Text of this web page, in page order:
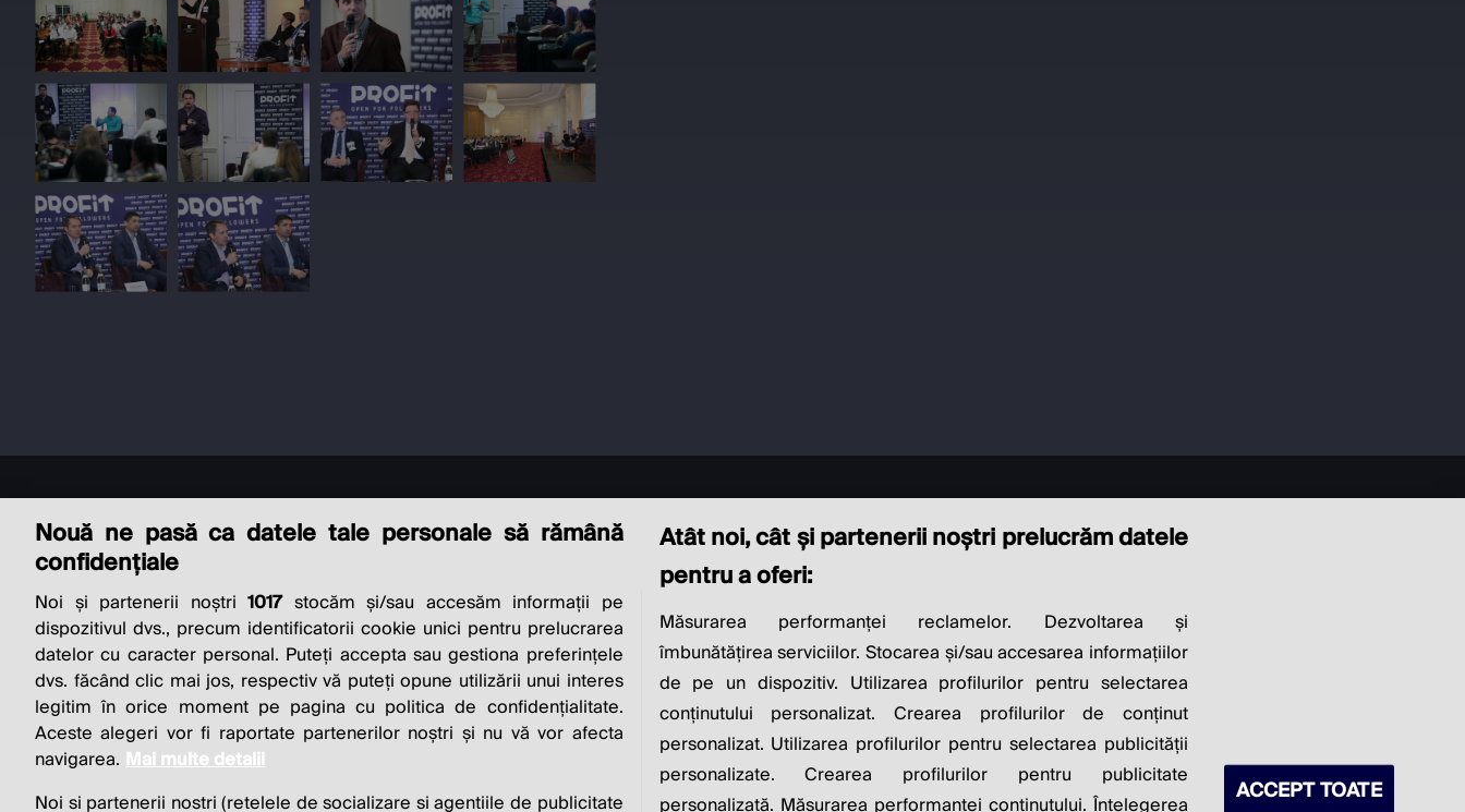
THE SOCIAL RESPONSIBILITY OF
BUSINESS IS TO INCREASE ITS PROFITS.
Milton Friedman
Nouă ne pasă ca datele tale personale să rămână
confidențiale
Noi și partenerii noștri1017stocăm și/sau accesăm informații pe
dispozitivul dvs., precum identificatorii cookie unici pentru prelucrarea
datelor cu caracter personal. Puteți accepta sau gestiona preferințele
dvs. făcând clic mai jos, respectiv vă puteți opune utilizării unui interes
legitim în orice moment pe pagina cu politica de confidențialitate.
Aceste alegeri vor fi raportate partenerilor noștri și nu vă vor afecta
navigarea. Mai multe detalii
Noi si partenerii nostri (retelele de socializare si agentiile de publicitate
Atât noi, cât și partenerii noștri prelucrăm datele
pentru a oferi:
Măsurarea performanței reclamelor. Dezvoltarea și
îmbunătățirea serviciilor. Stocarea și/sau accesarea informațiilor
de pe un dispozitiv. Utilizarea profilurilor pentru selectarea
conținutului personalizat. Crearea profilurilor de conținut
personalizat. Utilizarea profilurilor pentru selectarea publicității
personalizate. Crearea profilurilor pentru publicitate
personalizată. Măsurarea performanței conținutului. Înțelegerea
ACCEPT TOATE